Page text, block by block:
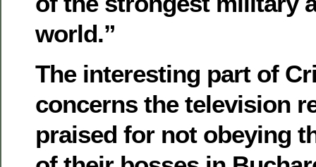
world.”
The interesting part of
concerns the television
praised for not obeying